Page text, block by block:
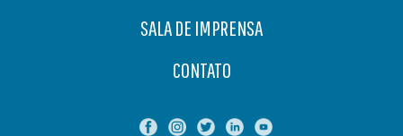
SALA DE IMPRENSA
CONTATO